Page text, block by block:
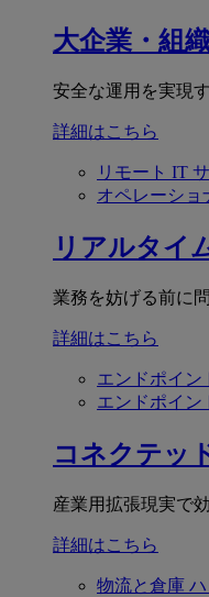
大企業・組
安全な運用を実現
詳細はこちら
リモート IT
オペレーショ
リアルタイ
業務を妨げる前に
詳細はこちら
エンドポイン
エンドポイン
コネクテッ
産業用拡張現実で
詳細はこちら
物流と倉庫